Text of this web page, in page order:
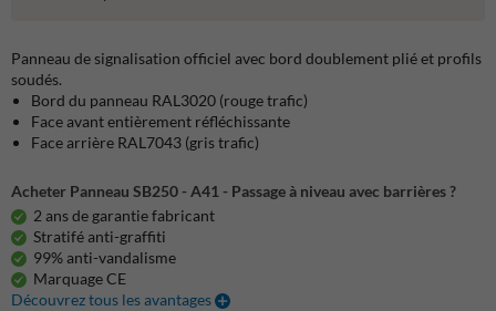
Panneau de signalisation officiel avec bord doublement plié et profils
soudés.
Bord du panneau RAL3020 (rouge trafic)
Face avant entièrement réfléchissante
Face arrière RAL7043 (gris trafic)
Acheter Panneau SB250 - A41 - Passage à niveau avec barrières ?
2 ans de garantie fabricant
Stratifé anti-graffiti
99% anti-vandalisme
Marquage CE
Découvrez tous les avantages